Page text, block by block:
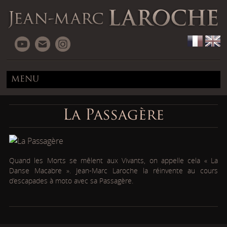
MENU
La Passagère
Quand les Morts se mêlent aux Vivants, on appelle cela « La
Danse Macabre ». Jean-Marc Laroche la réinvente au cours
d’escapades à moto avec sa Passagère.